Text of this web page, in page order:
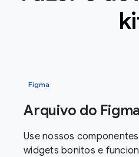
Figma
Arquivo do
Use nossos
widgets bonitos e